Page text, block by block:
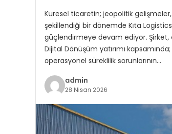
Küresel ticaretin; jeopolitik
şekillendiği bir dönemde Kıta
güçlendirmeye devam ediyor. Şirket,
Dijital Dönüşüm yatırımı
operasyonel süreklilik sorunlarının…
admin
28 Nisan 2026